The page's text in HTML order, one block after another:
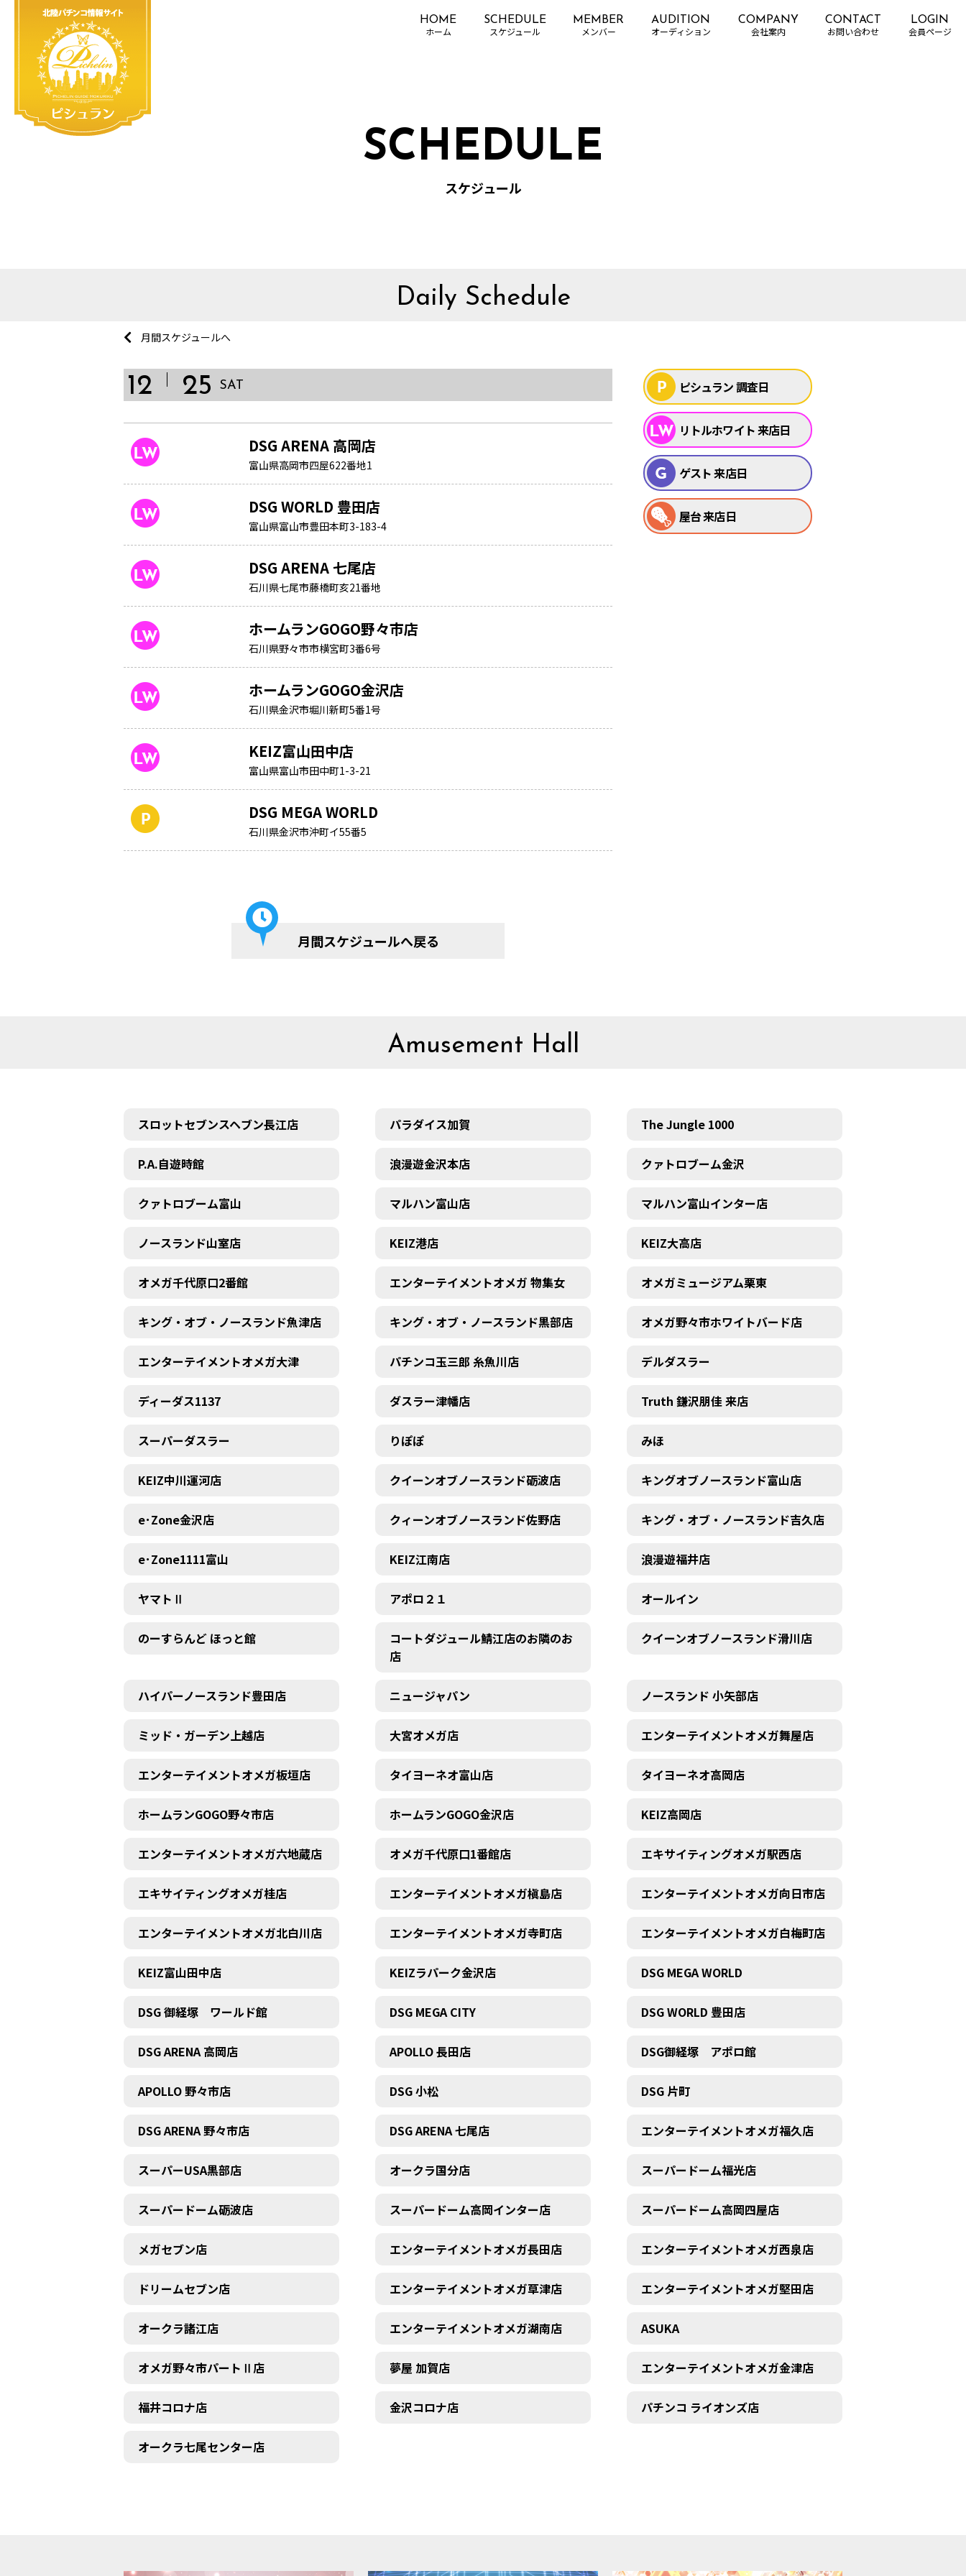
HOME SCHEDULE MEMBER AUDITION COMPANY CONTACT LOGIN
SCHEDULE
スケジュール
Daily Schedule
月間スケジュールへ
12 25 SAT
DSG ARENA 高岡店
富山県高岡市四屋622番地1
DSG WORLD 豊田店
富山県富山市豊田本町3-183-4
DSG ARENA 七尾店
石川県七尾市藤橋町亥21番地
ホームランGOGO野々市店
石川県野々市市横宮町3番6号
ホームランGOGO金沢店
石川県金沢市堀川新町5番1号
KEIZ富山田中店
富山県富山市田中町1-3-21
DSG MEGA WORLD
石川県金沢市沖町イ55番5
月間スケジュールへ戻る
ピシュラン 調査日
リトルホワイト 来店日
ゲスト 来店日
屋台 来店日
Amusement Hall
スロットセブンスヘブン長江店 パラダイス加賀 The Jungle 1000
P.A.自遊時館 浪漫遊金沢本店 クァトロブーム金沢
クァトロブーム富山 マルハン富山店 マルハン富山インター店
ノースランド山室店 KEIZ港店 KEIZ大高店
オメガ千代原口2番館 エンターテイメントオメガ 物集女 オメガミュージアム栗東
キング・オブ・ノースランド魚津店 キング・オブ・ノースランド黒部店 オメガ野々市ホワイトバード店
エンターテイメントオメガ大津 パチンコ玉三郎 糸魚川店 デルダスラー
ディーダス1137 ダスラー津幡店 Truth 鎌沢朋佳 来店
スーパーダスラー りぽぽ みほ
KEIZ中川運河店 クイーンオブノースランド砺波店 キングオブノースランド富山店
e･Zone金沢店 クィーンオブノースランド佐野店 キング・オブ・ノースランド吉久店
e･Zone1111富山 KEIZ江南店 浪漫遊福井店
ヤマトⅡ アポロ２１ オールイン
のーすらんど ほっと館
コートダジュール鯖江店のお隣のお
店
クイーンオブノースランド滑川店
ハイパーノースランド豊田店 ニュージャパン ノースランド 小矢部店
ミッド・ガーデン上越店 大宮オメガ店 エンターテイメントオメガ舞屋店
エンターテイメントオメガ板垣店 タイヨーネオ富山店 タイヨーネオ高岡店
ホームランGOGO野々市店 ホームランGOGO金沢店 KEIZ高岡店
エンターテイメントオメガ六地蔵店 オメガ千代原口1番館店 エキサイティングオメガ駅西店
エキサイティングオメガ桂店 エンターテイメントオメガ槇島店 エンターテイメントオメガ向日市店
エンターテイメントオメガ北白川店 エンターテイメントオメガ寺町店 エンターテイメントオメガ白梅町店
KEIZ富山田中店 KEIZラパーク金沢店 DSG MEGA WORLD
DSG 御経塚 ワールド館 DSG MEGA CITY DSG WORLD 豊田店
DSG ARENA 高岡店 APOLLO 長田店 DSG御経塚 アポロ館
APOLLO 野々市店 DSG 小松 DSG 片町
DSG ARENA 野々市店 DSG ARENA 七尾店 エンターテイメントオメガ福久店
スーパーUSA黒部店 オークラ国分店 スーパードーム福光店
スーパードーム砺波店 スーパードーム高岡インター店 スーパードーム高岡四屋店
メガセブン店 エンターテイメントオメガ長田店 エンターテイメントオメガ西泉店
ドリームセブン店 エンターテイメントオメガ草津店 エンターテイメントオメガ堅田店
オークラ諸江店 エンターテイメントオメガ湖南店 ASUKA
オメガ野々市パートⅡ店 夢屋 加賀店 エンターテイメントオメガ金津店
福井コロナ店 金沢コロナ店 パチンコ ライオンズ店
オークラ七尾センター店